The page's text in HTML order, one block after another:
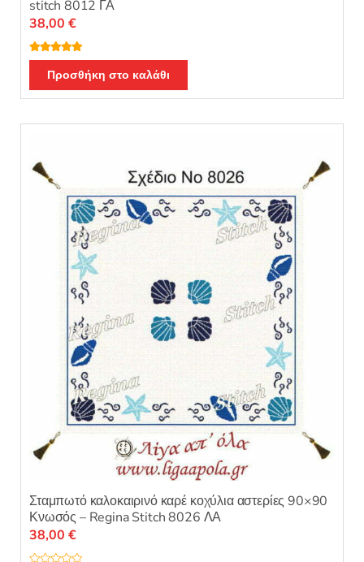
stitch 8012 ΓΑ
Βαθμολογή
θηκε με 5.00
από 5
38,00 €
Προσθήκη στο καλάθι
Σταμπωτό καλοκαιρινό καρέ κοχύλια αστερίες 90×90
Κνωσός – Regina Stitch 8026 ΛΑ
38,00 €